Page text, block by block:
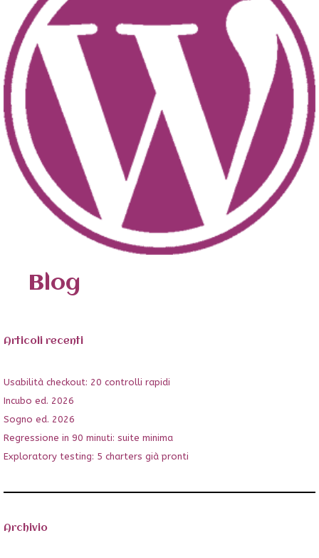
Blog
Articoli recenti
Usabilità checkout: 20 controlli rapidi
Incubo ed. 2026
Sogno ed. 2026
Regressione in 90 minuti: suite minima
Exploratory testing: 5 charters già pronti
Archivio